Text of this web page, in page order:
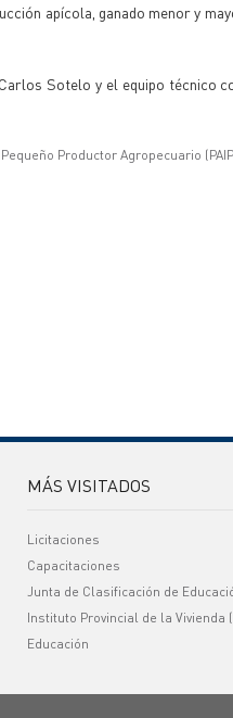
apícola, ganado menor y
Sotelo y el equipo técnico
Productor Agropecuario
MÁS VISITADOS
Licitaciones
Capacitaciones
Junta de Clasificación de
Instituto Provincial de la Vivienda
Educación